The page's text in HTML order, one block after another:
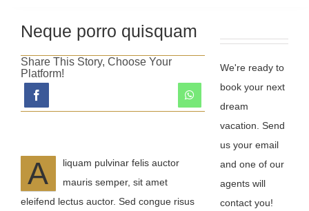
CONTACTO Y HORARIOS
RESERVAR ALOJAMIENTO
RESERVAR CIRCUITO DE SPA
RESERVAR PACKS
Neque porro quisquam
Share This Story, Choose Your
Platform!
A
liquam pulvinar felis auctor
mauris semper, sit amet
eleifend lectus auctor. Sed congue risus
We're ready to
book your next
dream
vacation. Send
us your email
and one of our
agents will
contact you!